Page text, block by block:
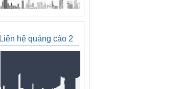
Liên hệ quảng cáo 2